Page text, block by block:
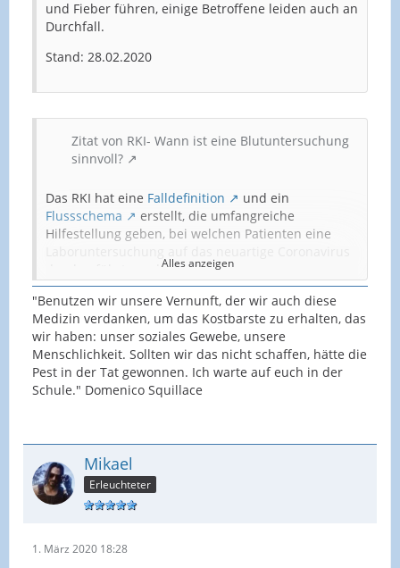
und Fieber führen, einige Betroffene leiden auch an
Durchfall.
Stand: 28.02.2020
Zitat von RKI- Wann ist eine Blutuntersuchung
sinnvoll?
Das RKI hat eine Falldefinition
und ein
Flussschema
erstellt, die umfangreiche
Hilfestellung geben, bei welchen Patienten eine
durchgeführt werden sollte.
Eine Laboruntersuchung auf SARS-CoV-2 ist dann
angezeigt, wenn es sich bei den Betroffenen um
begründete COVID-19-Verdachtsfälle handelt, d.h.
sie
Schwere UND innerhalb der letzten 14 Tage
vor Erkrankungsbeginn Kontakt zu einem
bestätigten COVID-19-Fall hatten
Alles anzeigen
"Benutzen wir unsere Vernunft, der wir auch diese
Medizin verdanken, um das Kostbarste zu erhalten, das
wir haben: unser soziales Gewebe, unsere
Menschlichkeit. Sollten wir das nicht schaffen, hätte die
Pest in der Tat gewonnen. Ich warte auf euch in der
Schule." Domenico Squillace
Mikael
Erleuchteter
1. März 2020 18:28